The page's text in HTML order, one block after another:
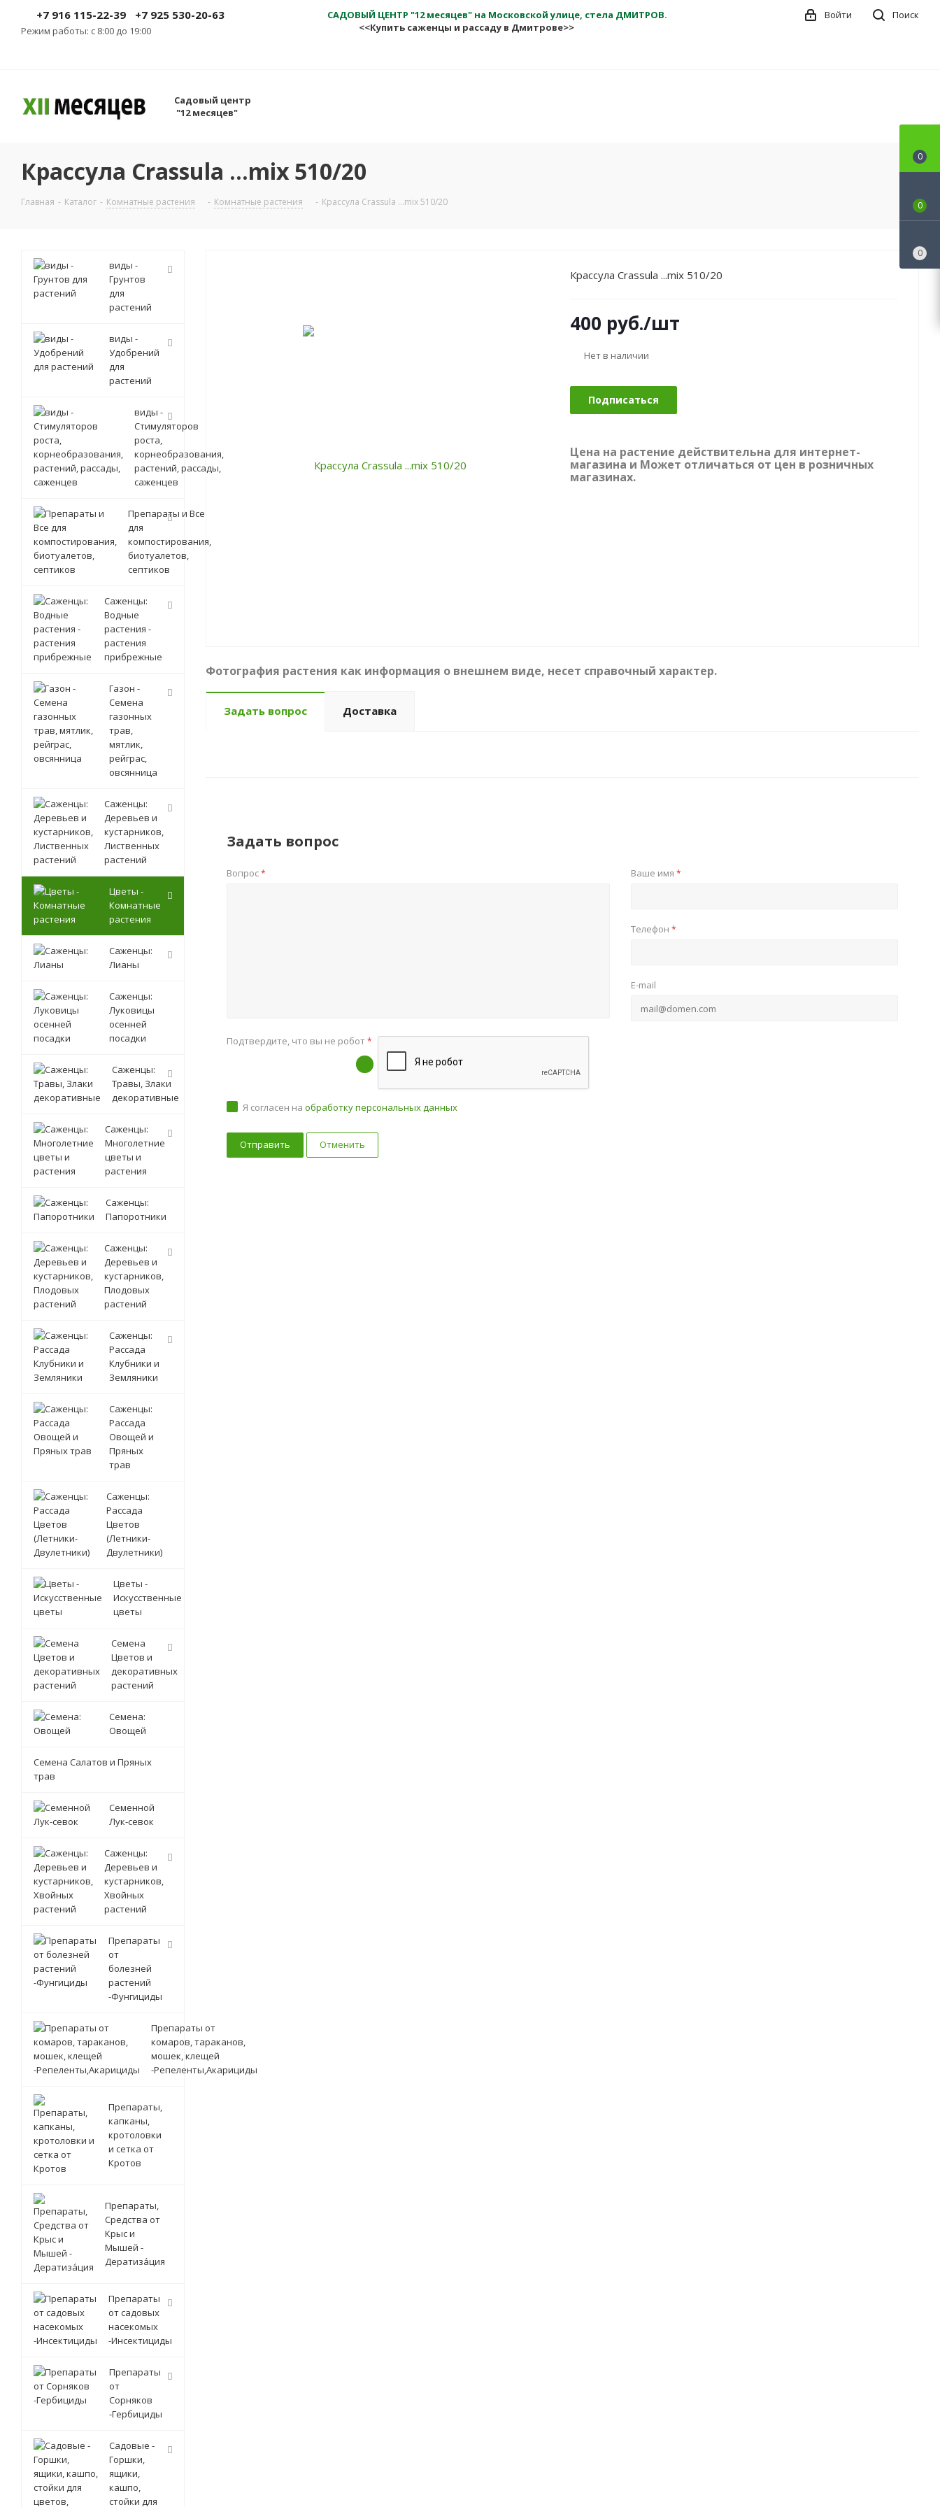
+7 916 115-22-39 +7 925 530-20-63
Режим работы: с 8:00 до 19:00
САДОВЫЙ ЦЕНТР "12 месяцев" на Московской улице, стела ДМИТРОВ.
<<Купить саженцы и рассаду в Дмитрове>>
Поиск
Войти
Садовый центр
"12 месяцев"
Крассула Crassula ...mix 510/20
Главная - Каталог - Комнатные растения - Комнатные растения - Крассула Crassula ...mix 510/20
Крассула Crassula ...mix 510/20
400 руб./шт
Нет в наличии
Подписаться
Цена на растение действительна для интернет-
магазина и Может отличаться от цен в розничных
магазинах.
Фотография растения как информация о внешнем виде, несет справочный характер.
Задать вопрос Доставка
Задать вопрос
Вопрос* Ваше имя *
Телефон *
E-mail
Подтвердите, что вы не робот*
Я согласен на обработку персональных данных
Отменить
виды -
Грунтов
для
растений
виды -
Удобрений
для
растений
виды -
Стимуляторов
роста,
корнеобразования,
растений, рассады,
саженцев
Препараты и Все
для
компостирования,
биотуалетов,
септиков
Саженцы:
Водные
растения -
растения
прибрежные
Газон -
Семена
газонных
трав,
мятлик,
рейграс,
овсянница
Саженцы:
Деревьев и
кустарников,
Лиственных
растений
Цветы -
Комнатные
растения
Саженцы:
Лианы
Саженцы:
Луковицы
осенней
посадки
Саженцы:
Травы, Злаки
декоративные
Саженцы:
Многолетние
цветы и
растения
Саженцы:
Папоротники
Саженцы:
Деревьев и
кустарников,
Плодовых
растений
Саженцы:
Рассада
Клубники и
Земляники
Саженцы:
Рассада
Овощей и
Пряных
трав
Саженцы:
Рассада
Цветов
(Летники-
Двулетники)
Цветы -
Искусственные
цветы
Семена
Цветов и
декоративных
растений
Семена:
Овощей
Семена Салатов и Пряных
трав
Семенной
Лук-севок
Саженцы:
Деревьев и
кустарников,
Хвойных
растений
Препараты
от
болезней
растений
-Фунгициды
Препараты от
комаров, тараканов,
мошек, клещей
-Репеленты,Акарициды
Препараты,
капканы,
кротоловки
и сетка от
Кротов
Препараты,
Средства от
Крыс и
Мышей -
Дератиза́ция
Препараты
от садовых
насекомых
-Инсектициды
Препараты
от
Сорняков
-Гербициды
Садовые -
Горшки,
ящики,
кашпо,
стойки для
0
0
0